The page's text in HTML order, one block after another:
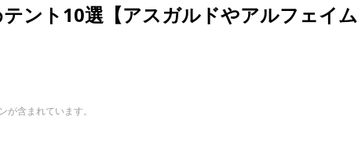
ント10選【アスガルドやアルフェイム
含まれています。